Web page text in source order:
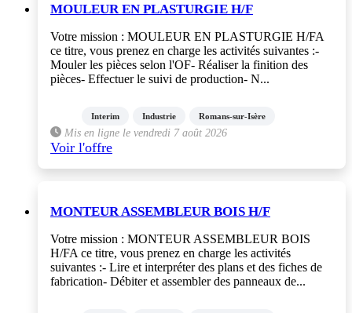
MOULEUR EN PLASTURGIE H/F
Votre mission : MOULEUR EN PLASTURGIE H/FA
ce titre, vous prenez en charge les activités suivantes :-
Mouler les pièces selon l'OF- Réaliser la finition des
pièces- Effectuer le suivi de production- N...
Interim Industrie Romans-sur-Isère
Mis en ligne le vendredi 7 août 2026
Voir l'offre
MONTEUR ASSEMBLEUR BOIS H/F
Votre mission : MONTEUR ASSEMBLEUR BOIS
H/FA ce titre, vous prenez en charge les activités
suivantes :- Lire et interpréter des plans et des fiches de
fabrication- Débiter et assembler des panneaux de...